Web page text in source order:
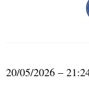
20/05/2026 –